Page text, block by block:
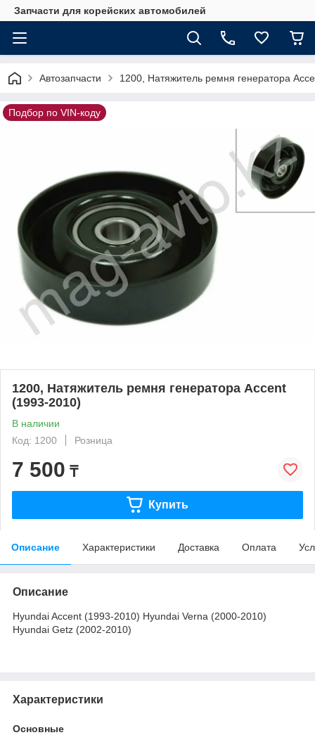
Запчасти для корейских автомобилей
Автозапчасти 1200, Натяжитель ремня генератора
Подбор по VIN-коду
1200, Натяжитель ремня генератора Accent
(1993-2010)
В наличии
Код: 1200
Розница
7 500 ₸
Купить
Описание Характеристики Доставка Оплата
Описание
Hyundai Accent (1993-2010) Hyundai Verna (2000-2010)
Hyundai Getz (2002-2010)
Характеристики
Основные